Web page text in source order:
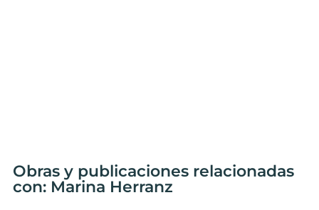
Obras y publicaciones relacionadas
con: Marina Herranz